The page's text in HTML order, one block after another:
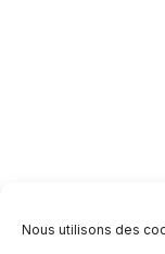
Nous utilisons des